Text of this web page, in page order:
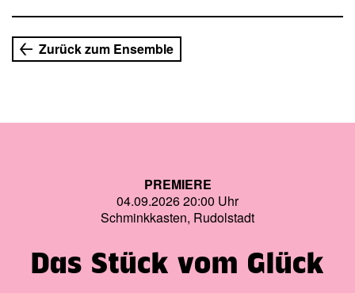
Zurück zum Ensemble
PREMIERE
04.09.2026 20:00 Uhr
Schminkkasten, Rudolstadt
Das Stück vom Glück